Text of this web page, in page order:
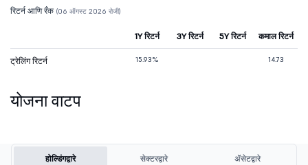
रिटर्न आणि रँक (06 ऑगस्ट 2026 रोजी)
1Y रिटर्न 3Y रिटर्न 5Y रिटर्न कमाल रिटर्न
ट्रेलिंग रिटर्न 15.93% 14.73
योजना वाटप
होल्डिंगद्वारे सेक्टरद्वारे ॲसेटद्वारे